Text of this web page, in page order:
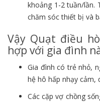
khoảng 1-2 tuần/
chăm sóc thiết bị và
Vậy Quạt điều
hợp với gia đình
Gia đình có trẻ nhỏ,
hệ hô hấp nhạy cảm,
Các cặp vợ chồng